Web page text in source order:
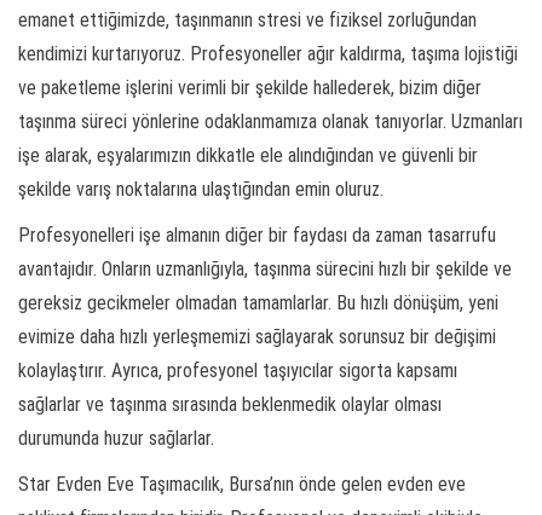
emanet ettiğimizde, taşınmanın stresi ve fiziksel zorluğundan
kendimizi kurtarıyoruz. Profesyoneller ağır kaldırma, taşıma lojistiği
ve paketleme işlerini verimli bir şekilde hallederek, bizim diğer
taşınma süreci yönlerine odaklanmamıza olanak tanıyorlar. Uzmanları
işe alarak, eşyalarımızın dikkatle ele alındığından ve güvenli bir
şekilde varış noktalarına ulaştığından emin oluruz.
Profesyonelleri işe almanın diğer bir faydası da zaman tasarrufu
avantajıdır. Onların uzmanlığıyla, taşınma sürecini hızlı bir şekilde ve
gereksiz gecikmeler olmadan tamamlarlar. Bu hızlı dönüşüm, yeni
evimize daha hızlı yerleşmemizi sağlayarak sorunsuz bir değişimi
kolaylaştırır. Ayrıca, profesyonel taşıyıcılar sigorta kapsamı
sağlarlar ve taşınma sırasında beklenmedik olaylar olması
durumunda huzur sağlarlar.
Star Evden Eve Taşımacılık, Bursa’nın önde gelen evden eve